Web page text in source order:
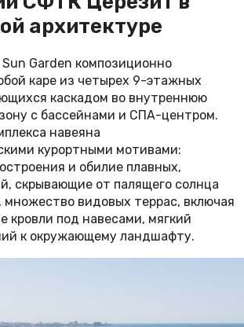
архитектуре
Garden композиционно
каре из четырех 9-этажных
каскадом во внутреннюю
с бассейнами и СПА-центром.
навеяна
курортными мотивами:
и обилие плавных,
скрывающие от палящего солнца
множество видовых террас, включая
кровли под навесами, мягкий
к окружающему ландшафту.